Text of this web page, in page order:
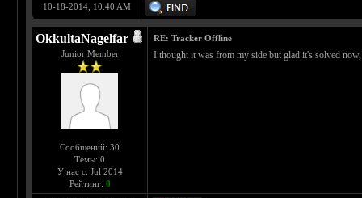
10-18-2014, 10:40 AM
OkkultaNagelfar
Junior Member
Сообщений: 30
Темы: 0
У нас с: Jul 2014
Рейтинг: 8
RE: Tracker Offline
I thought it was from my side but glad it's solved